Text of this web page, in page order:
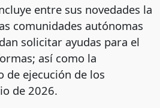
entre sus novedades la
comunidades autónomas
solicitar ayudas para el
así como la
de ejecución de los
de 2026.